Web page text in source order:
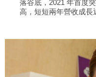
落谷底，2021 年首度
高，短短兩年營收成長